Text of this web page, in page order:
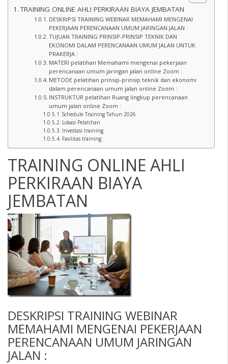
TRAINING ONLINE AHLI PERKIRAAN BIAYA JEMBATAN
DESKRIPSI TRAINING WEBINAR MEMAHAMI MENGENAI
PEKERJAAN PERENCANAAN UMUM JARINGAN JALAN :
TUJUAN TRAINING PRINSIP-PRINSIP TEKNIK DAN
EKONOMI DALAM PERENCANAAN UMUM JALAN UNTUK
PRAKERJA :
MATERI pelatihan Memahami mengenai pekerjaan
perencanaan umum jaringan jalan online Zoom :
METODE pelatihan prinsip-prinsip teknik dan ekonomi
dalam perencanaan umum jalan online Zoom :
INSTRUKTUR pelatihan Ruang lingkup perencanaan
umum jalan online Zoom :
Schedule Training Tahun 2026
Lokasi Pelatihan
Investasi training
Fasilitas training:
TRAINING ONLINE AHLI
PERKIRAAN BIAYA
JEMBATAN
DESKRIPSI TRAINING WEBINAR
MEMAHAMI MENGENAI PEKERJAAN
PERENCANAAN UMUM JARINGAN
JALAN :